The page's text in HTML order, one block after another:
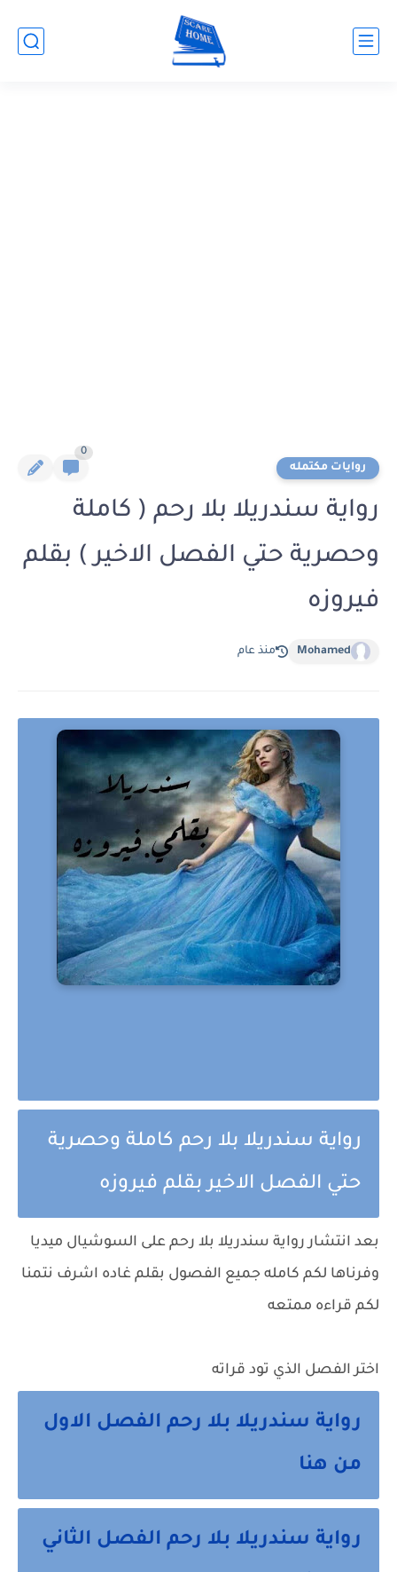
روايات مكتمله
0
رواية سندريلا بلا رحم ( كاملة
وحصرية حتي الفصل الاخير ) بقلم
فيروزه
Mohamed منذ عام
رواية سندريلا بلا رحم كاملة وحصرية
حتي الفصل الاخير بقلم فيروزه
بعد انتشار رواية سندريلا بلا رحم على السوشيال ميديا
وفرناها لكم كامله جميع الفصول بقلم غاده اشرف نتمنا
لكم قراءه ممتعه
اختر الفصل الذي تود قراته
رواية سندريلا بلا رحم الفصل الاول
من هنا
رواية سندريلا بلا رحم الفصل الثاني